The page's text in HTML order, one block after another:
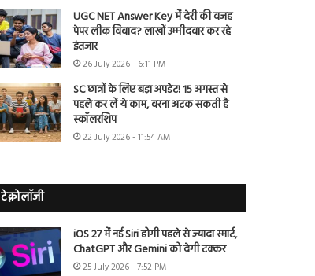
UGC NET Answer Key में देरी की वजह
पेपर लीक विवाद? लाखों उम्मीदवार कर रहे
इंतजार
26 July 2026 - 6:11 PM
SC छात्रों के लिए बड़ा अपडेट! 15 अगस्त से
पहले कर लें ये काम, वरना अटक सकती है
स्कॉलरशिप
22 July 2026 - 11:54 AM
टेक्नोलॉजी
iOS 27 में नई Siri होगी पहले से ज्यादा स्मार्ट,
ChatGPT और Gemini को देगी टक्कर
25 July 2026 - 7:52 PM